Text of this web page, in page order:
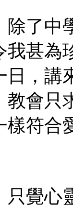
除了中
我甚為
日，講
教會只
樣符合
只覺心